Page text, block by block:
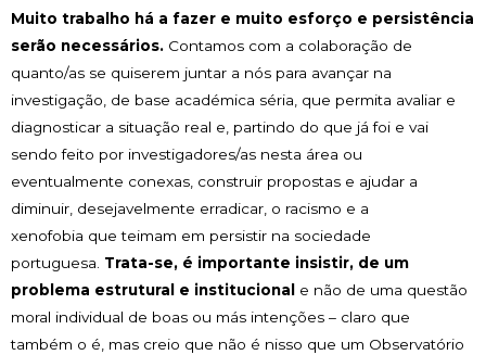
Muito trabalho há a fazer e muito esforço e persistência
serão necessários. Contamos com a colaboração de
quanto/as se quiserem juntar a nós para avançar na
investigação, de base académica séria, que permita avaliar e
diagnosticar a situação real e, partindo do que já foi e vai
sendo feito por investigadores/as nesta área ou
eventualmente conexas, construir propostas e ajudar a
diminuir, desejavelmente erradicar, o racismo e a
xenofobia que teimam em persistir na sociedade
portuguesa. Trata-se, é importante insistir, de um
problema estrutural e institucional
e não de uma questão
moral individual de boas ou más intenções – claro que
também o é, mas creio que não é nisso que um Observatório